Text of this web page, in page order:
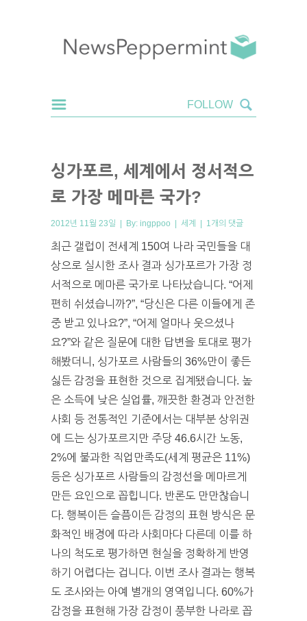
싱가포르, 세계에서 정서적으
로 가장 메마른 국가?
2012년 11월 23일 | By: ingppoo | 세계 | 1개의 댓글
최근 갤럽이 전세계 150여 나라 국민들을 대
상으로 실시한 조사 결과 싱가포르가 가장 정
서적으로 메마른 국가로 나타났습니다. “어제
편히 쉬셨습니까?”, “당신은 다른 이들에게 존
중 받고 있나요?”, “어제 얼마나 웃으셨나
요?”와 같은 질문에 대한 답변을 토대로 평가
해봤더니, 싱가포르 사람들의 36%만이 좋든
싫든 감정을 표현한 것으로 집계됐습니다. 높
은 소득에 낮은 실업률, 깨끗한 환경과 안전한
사회 등 전통적인 기준에서는 대부분 상위권
에 드는 싱가포르지만 주당 46.6시간 노동,
2%에 불과한 직업만족도(세계 평균은 11%)
등은 싱가포르 사람들의 감정선을 메마르게
만든 요인으로 꼽힙니다. 반론도 만만찮습니
다. 행복이든 슬픔이든 감정의 표현 방식은 문
화적인 배경에 따라 사회마다 다른데 이를 하
나의 척도로 평가하면 현실을 정확하게 반영
하기 어렵다는 겁니다. 이번 조사 결과는 행복
도 조사와는 아예 별개의 영역입니다. 60%가
감정을 표현해 가장 감정이 풍부한 나라로 꼽